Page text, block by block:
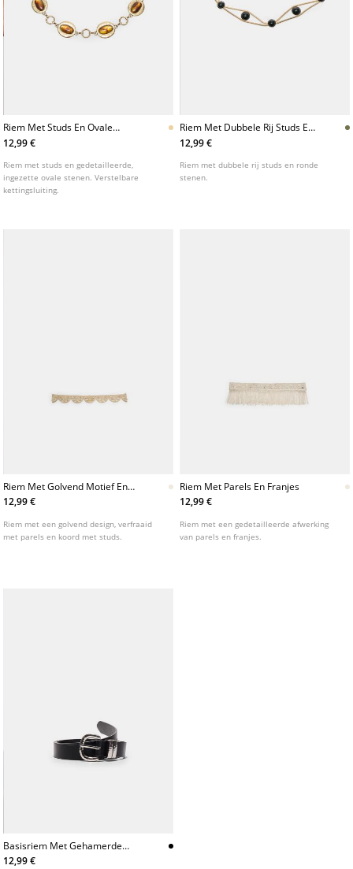
Riem Met Studs En Ovale
Stenen
12,99 €
Riem met studs en gedetailleerde,
ingezette ovale stenen. Verstelbare
kettingsluiting.
Riem Met Dubbele Rij Studs En
Steentjes
12,99 €
Riem met dubbele rij studs en ronde
stenen.
Riem Met Golvend Motief En
Parels
12,99 €
Riem met een golvend design, verfraaid
met parels en koord met studs.
Riem Met Parels En Franjes
12,99 €
Riem met een gedetailleerde afwerking
van parels en franjes.
Basisriem Met Gehamerde
Gesn
12,99 €